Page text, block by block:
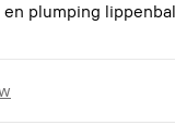
en plumping